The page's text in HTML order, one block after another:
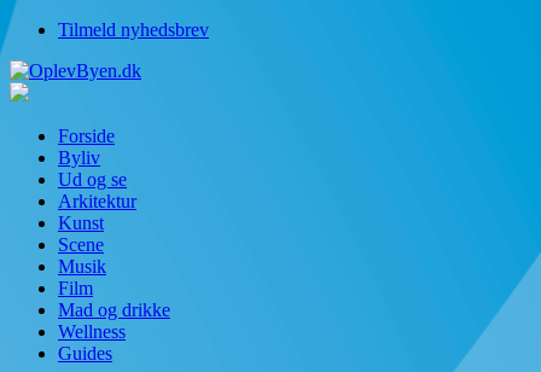
Tilmeld nyhedsbrev
Forside
Byliv
Ud og se
Arkitektur
Kunst
Scene
Musik
Film
Mad og drikke
Wellness
Guides